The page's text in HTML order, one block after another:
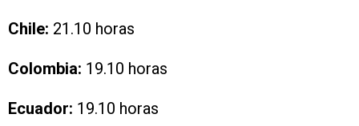
Chile: 21.10 horas
Colombia: 19.10 horas
Ecuador: 19.10 horas